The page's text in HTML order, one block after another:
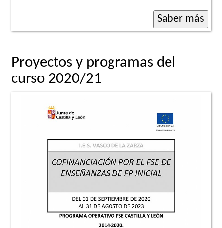
Proyectos y programas del
curso 2020/21